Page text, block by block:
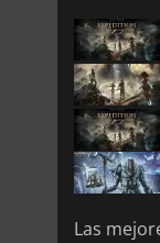
Las